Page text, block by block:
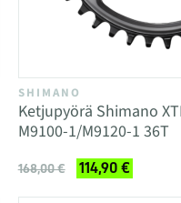
SHIMANO
Ketjupyörä Shimano
M9100-1/M9120-1 36T
168,00 € 114,90 €